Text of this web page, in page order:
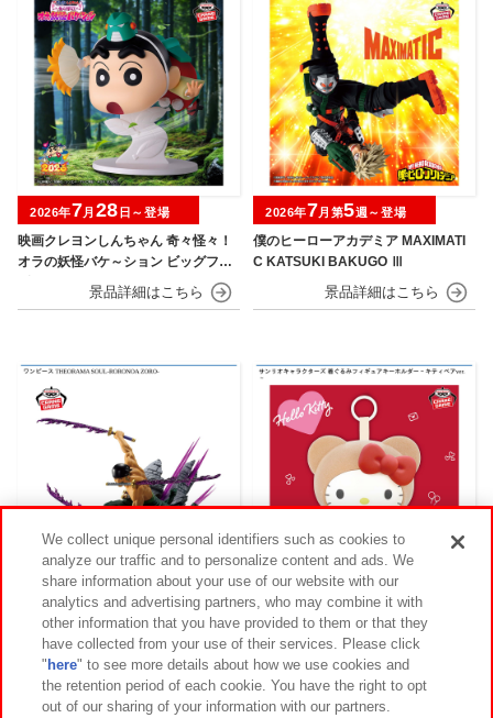
映画クレヨンしんちゃん 奇々怪々！
オラの妖怪バケ～ション ビッグフィ
ギュア～野原しんのすけ～
2026年7月 28 日～登場
僕のヒーローアカデミア MAXIMATI
C KATSUKI BAKUGO Ⅲ
2026年7月第5週～登場
ワンピース THEORAMA SOUL-ROR
ONOA ZORO-
2026年7月第5週～登場
サンリオキャラクターズ 着ぐるみフ
ィギュアキーホルダー～キティベアv
er.～
2026年7月第5週～登場
We collect unique personal identifiers such as cookies to
analyze our traffic and to personalize content and ads. We
share information about your use of our website with our
analytics and advertising partners, who may combine it with
other information that you have provided to them or that they
have collected from your use of their services. Please click
" here" to see more details about how we use cookies and
the retention period of each cookie. You have the right to opt
out of our sharing of your information with our partners.